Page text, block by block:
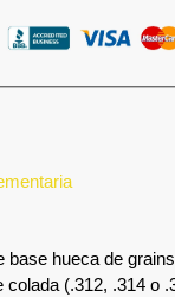
base hueca de
colada (.312, .314 o